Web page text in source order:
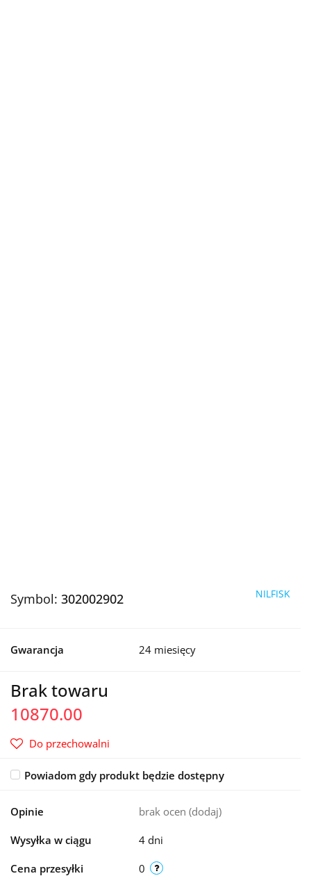
Symbol: 302002902 NILFISK
Gwarancja 24 miesięcy
Brak towaru
10870.00
Do przechowalni
Powiadom gdy produkt będzie dostępny
Opinie brak ocen (dodaj)
Wysyłka w ciągu 4 dni
Cena przesyłki 0